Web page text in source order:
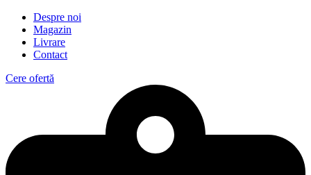
Despre noi
Magazin
Livrare
Contact
Cere ofertă